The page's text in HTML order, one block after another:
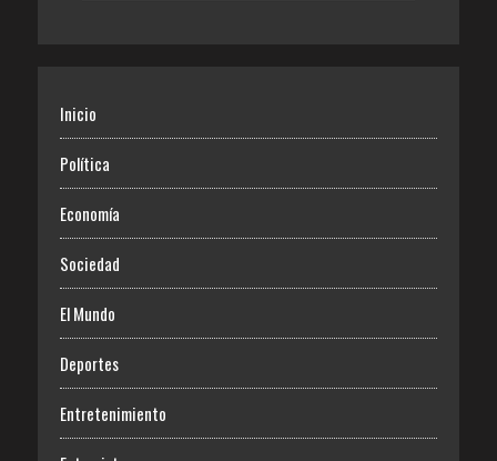
Inicio
Política
Economía
Sociedad
El Mundo
Deportes
Entretenimiento